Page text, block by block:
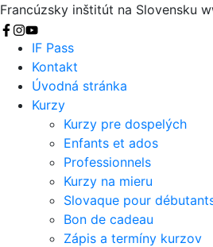
Francúzsky inštitút na Slovensku
Vyhľadať
IF Pass
Kontakt
Úvodná stránka
Kurzy
Kurzy pre dospelých
Enfants et ados
Professionnels
Kurzy na mieru
Slovaque pour
Bon de cadeau
Zápis a termíny kurzov